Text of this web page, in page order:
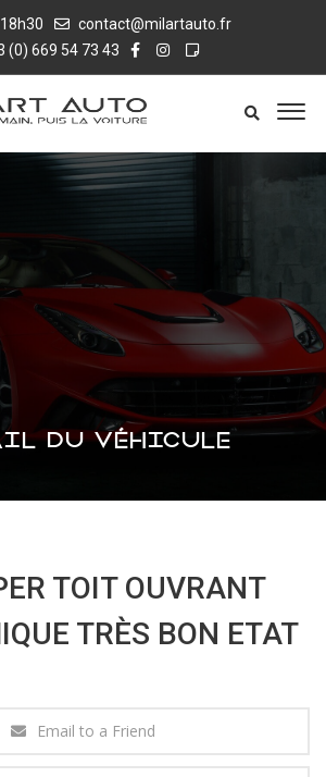
contact@milartauto.fr
(0) 669 54 73 43
DU VÉHICULE
TOIT OUVRANT
TRÈS BON ETAT
Email to a Friend